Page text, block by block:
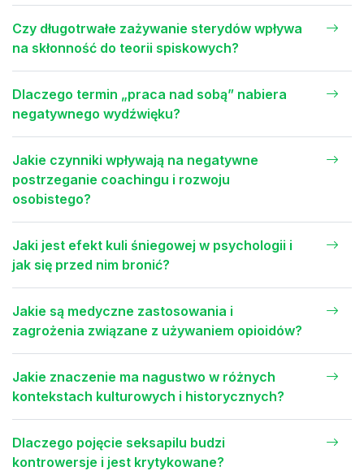
Czy długotrwałe zażywanie sterydów wpływa
na skłonność do teorii spiskowych?
Dlaczego termin „praca nad sobą” nabiera
negatywnego wydźwięku?
Jakie czynniki wpływają na negatywne
postrzeganie coachingu i rozwoju
osobistego?
Jaki jest efekt kuli śniegowej w psychologii i
jak się przed nim bronić?
Jakie są medyczne zastosowania i
zagrożenia związane z używaniem opioidów?
Jakie znaczenie ma nagustwo w różnych
kontekstach kulturowych i historycznych?
Dlaczego pojęcie seksapilu budzi
kontrowersje i jest krytykowane?